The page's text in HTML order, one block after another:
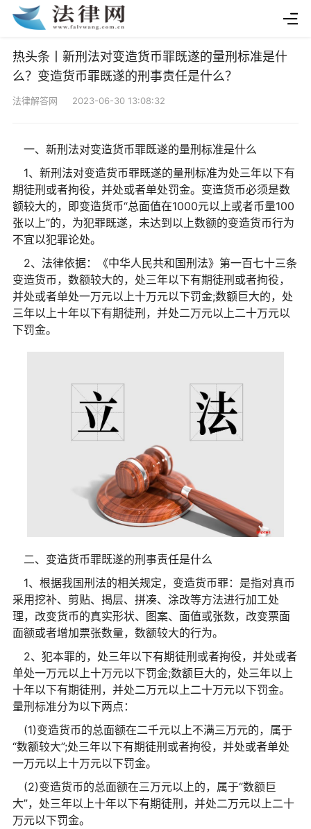
热头条丨新刑法对变造货币罪既遂的量刑标准是什
么？变造货币罪既遂的刑事责任是什么？
法律解答网 2023-06-30 13:08:32
一、新刑法对变造货币罪既遂的量刑标准是什么
1、新刑法对变造货币罪既遂的量刑标准为处三年以下有
期徒刑或者拘役，并处或者单处罚金。变造货币必须是数
额较大的，即变造货币“总面值在1000元以上或者币量100
张以上”的，为犯罪既遂，未达到以上数额的变造货币行为
不宜以犯罪论处。
2、法律依据：《中华人民共和国刑法》第一百七十三条
变造货币，数额较大的，处三年以下有期徒刑或者拘役，
并处或者单处一万元以上十万元以下罚金;数额巨大的，处
三年以上十年以下有期徒刑，并处二万元以上二十万元以
下罚金。
二、变造货币罪既遂的刑事责任是什么
1、根据我国刑法的相关规定，变造货币罪：是指对真币
采用挖补、剪贴、揭层、拼凑、涂改等方法进行加工处
理，改变货币的真实形状、图案、面值或张数，改变票面
面额或者增加票张数量，数额较大的行为。
2、犯本罪的，处三年以下有期徒刑或者拘役，并处或者
单处一万元以上十万元以下罚金;数额巨大的，处三年以上
十年以下有期徒刑，并处二万元以上二十万元以下罚金。
量刑标准分为以下两点：
(1)变造货币的总面额在二千元以上不满三万元的，属于
“数额较大”;处三年以下有期徒刑或者拘役，并处或者单处
一万元以上十万元以下罚金。
(2)变造货币的总面额在三万元以上的，属于“数额巨
大”，处三年以上十年以下有期徒刑，并处二万元以上二十
万元以下罚金。